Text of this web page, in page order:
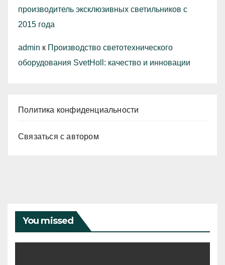
производитель эксклюзивных светильников с
2015 года
admin к Производство светотехнического
оборудования SvetHoll: качество и инновации
Политика конфиденциальности
Связаться с автором
You missed